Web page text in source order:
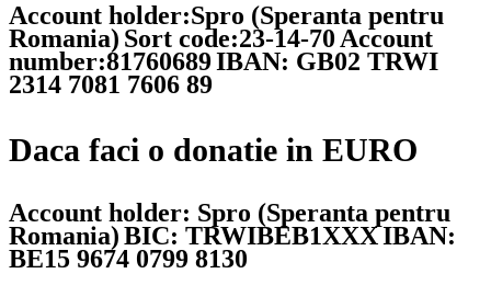
Account holder:Spro (Speranta pentru
Romania) Sort code:23-14-70Account
number:81760689IBAN: GB02 TRWI
2314 7081 7606 89
Daca faci o donatie in EURO
Account holder: Spro (Speranta pentru
Romania)BIC: TRWIBEB1XXXIBAN:
BE15 9674 0799 8130